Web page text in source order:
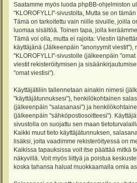
Saatamme myös luoda phpBB-ohjelmiston
"KLOROFYLLI"-sivustolta, Mutta se on
Tämä on tarkoitettu vain niille sivuille, joilla
luomaa sisältöä. Toinen tapa, jolla
Tämä voi olla, mutta ei rajoita: Viestin
käyttäjänä (Jälkeenpäin "anonyymit viestit"),
"KLOROFYLLI"-sivustolle (jälkeenpäin
viestit rekisteröitymisen ja
"omat viestisi").
Käyttäjätiliin tallennetaan ainakin nimesi
"käyttäjätunnuksesi"), henkilökohtainen
(jälkeenpäin "salasanasi") ja
(jälkeenpäin "sähköpostiosoitteesi").
sivustolla on suojattu sen maan
Kaikki muut tieto käyttäjätunnuksen,
lisäksi, joita vaadimme rekisteröityessä on
Kaikissa tapauksissa voit itse päättää mitkä
näkyvillä. Voit myös liittyä ja poistua
koska tahansa haluat muokkaamalla omia